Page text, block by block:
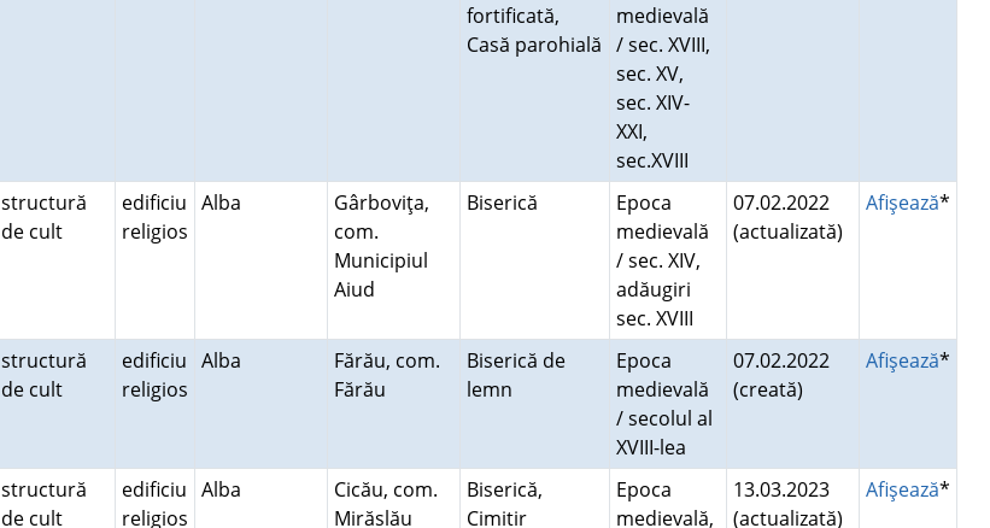
fortificată,
Casă parohială
medievală
/ sec. XVIII,
sec. XV,
sec. XIV-
XXI,
sec.XVIII
structură
de cult
edificiu
religios
Alba
Gârboviţa,
com.
Municipiul
Aiud
Biserică
Epoca
medievală
/ sec. XIV,
adăugiri
sec. XVIII
07.02.2022
(actualizată)
Afişează*
structură
de cult
edificiu
religios
Alba
Fărău, com.
Fărău
Biserică de
lemn
Epoca
medievală
/ secolul al
XVIII-lea
07.02.2022
(creată)
Afişează*
structură
de cult
edificiu
religios
Alba
Cicău, com.
Mirăslău
Biserică,
Cimitir
Epoca
medievală,
13.03.2023
(actualizată)
Afişează*